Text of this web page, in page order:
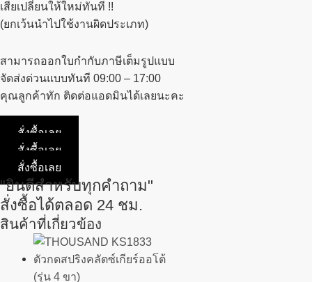
เสียเปลี่ยนให้ใหม่ทันที !!
(ยกเว้นนำไปใช้งานผิดประเภท)
สามารถออกใบกำกับภาษีเต็มรูปแบบ
จัดส่งด่วนแบบทันที 09:00 – 17:00
คุณลูกค้าทัก ติดต่อแอดมินได้เลยนะคะ
สั่งซื้อเลย
สั่งซื้อเลย
สั่งซื้อเลย
"ยินดีสำหรับทุกคำถาม"
สั่งซื้อได้ตลอด 24 ชม.
สินค้าที่เกี่ยวข้อง